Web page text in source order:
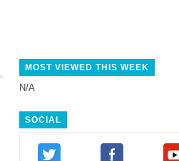
MOST VIEWED THIS WEEK
N/A
SOCIAL